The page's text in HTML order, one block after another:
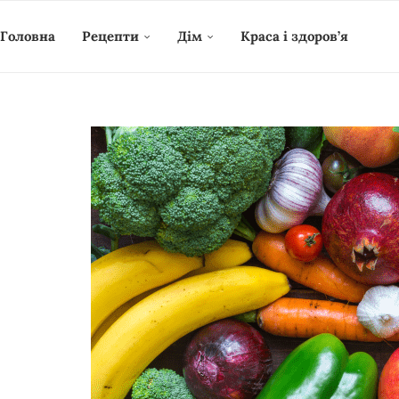
Головна Рецепти Дім Краса і здоров’я